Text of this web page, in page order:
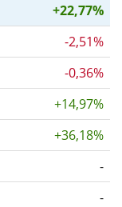
+22,77%
-2,51%
-0,36%
+14,97%
+36,18%
-
-